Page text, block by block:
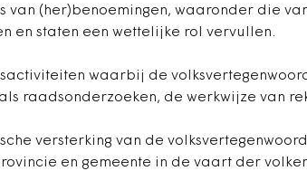
van (her)benoemingen, waaronder die
en staten een wettelijke rol vervullen.
waarbij de
raadsonderzoeken, de werkwijze van
versterking van de
en gemeente in de vaart der